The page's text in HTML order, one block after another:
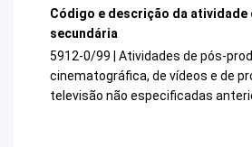
Código e descrição da atividade
secundária
5912-0/99 | Atividades de pós-
cinematográfica, de vídeos e de
televisão não especificadas